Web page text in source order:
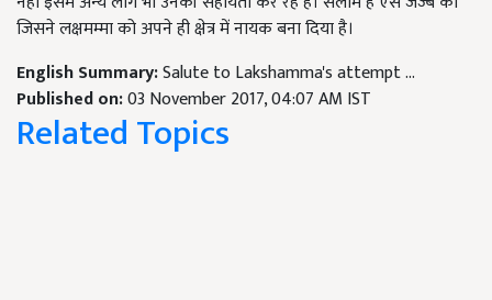
जिसने लक्षमम्मा को अपने ही क्षेत्र में नायक बना दिया है।
English Summary:Salute to Lakshamma's attempt ...
Published on:03 November 2017, 04:07 AM IST
Related Topics